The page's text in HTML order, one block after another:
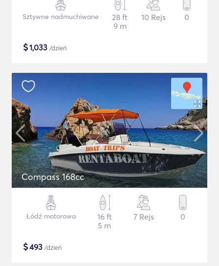
Sztywne nadmuchiwane
28 ft
9 m
10 Rejs 0
$1,033 /dzień
Compass 168cc
Łódź motorowa
16 ft
5 m
7 Rejs 0
$493 /dzień